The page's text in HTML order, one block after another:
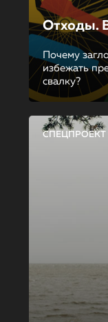
Отходы.
Почему
избежать
свалку?
СПЕЦПРОЕКТ